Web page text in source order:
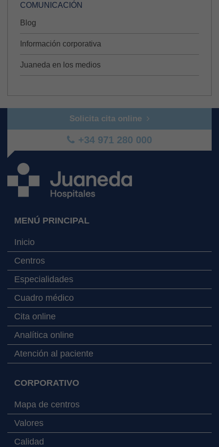
COMUNICACIÓN
Blog
Información corporativa
Juaneda en los medios
Solicita cita online
+34 971 280 000
MENÚ PRINCIPAL
Inicio
Centros
Especialidades
Cuadro médico
Cita online
Analítica online
Atención al paciente
CORPORATIVO
Mapa de centros
Valores
Calidad